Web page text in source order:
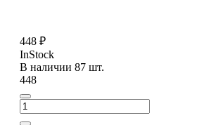
448 ₽
InStock
В наличии 87 шт.
448